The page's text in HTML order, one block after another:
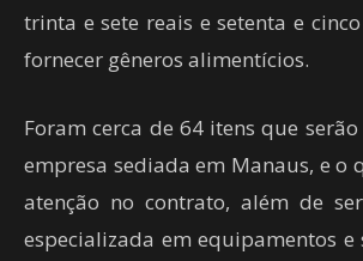
trinta e sete reais e setenta e
fornecer gêneros alimentícios.
Foram cerca de 64 itens que
empresa sediada em Manaus, e o
atenção no contrato, além de
especializada em equipamentos